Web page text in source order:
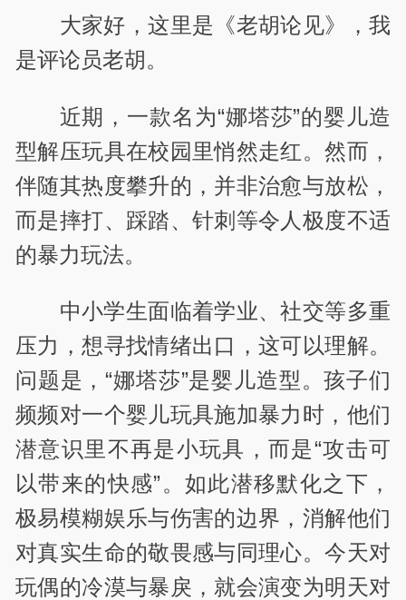
大家好，这里是《老胡论见》，我
是评论员老胡。
近期，一款名为“娜塔莎”的婴儿造
型解压玩具在校园里悄然走红。然而，
伴随其热度攀升的，并非治愈与放松，
而是摔打、踩踏、针刺等令人极度不适
的暴力玩法。
中小学生面临着学业、社交等多重
压力，想寻找情绪出口，这可以理解。
问题是，“娜塔莎”是婴儿造型。孩子们
频频对一个婴儿玩具施加暴力时，他们
潜意识里不再是小玩具，而是“攻击可
以带来的快感”。如此潜移默化之下，
极易模糊娱乐与伤害的边界，消解他们
对真实生命的敬畏感与同理心。今天对
玩偶的冷漠与暴戾，就会演变为明天对